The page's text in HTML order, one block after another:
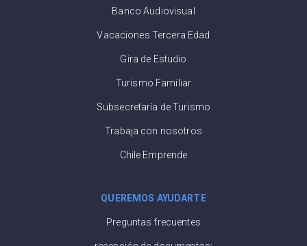
Banco Audiovisual
Vacaciones Tercera Edad
Gira de Estudio
Turismo Familiar
Subsecretaría de Turismo
Trabaja con nosotros
Chile Emprende
QUEREMOS AYUDARTE
Preguntas frecuentes